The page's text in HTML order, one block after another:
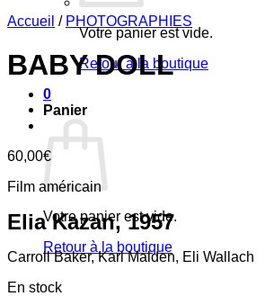
Votre panier est vide.
Retour à la boutique
0
Panier
Votre panier est vide.
Retour à la boutique
Accueil / PHOTOGRAPHIES
BABY DOLL
60,00€
Film américain
Elia Kazan, 1957
Carroll Baker, Karl Malden, Eli Wallach
En stock